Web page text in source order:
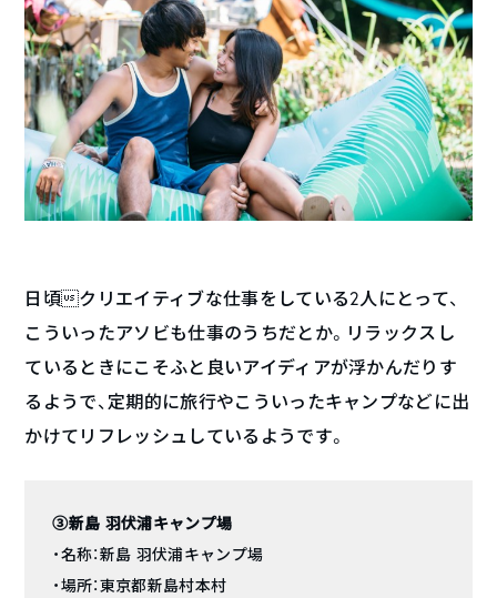
日頃クリエイティブな仕事をしている2人にとって、
こういったアソビも仕事のうちだとか。リラックスし
ているときにこそふと良いアイディアが浮かんだりす
るようで、定期的に旅行やこういったキャンプなどに出
かけてリフレッシュしているようです。
③新島 羽伏浦キャンプ場
・名称：新島 羽伏浦キャンプ場
・場所：東京都新島村本村